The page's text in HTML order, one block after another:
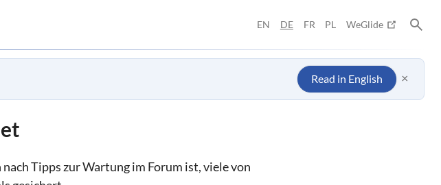
EN DE FR PL WeGlide
Read in English ×
Tipps zur Wartung im Forum ist, viele von